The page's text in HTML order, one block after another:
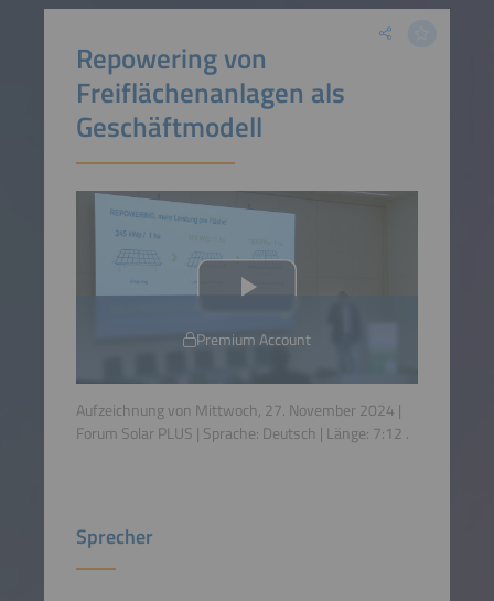
Repowering von
Freiflächenanlagen als
Geschäftmodell
Premium Account
Aufzeichnung von Mittwoch, 27. November 2024 |
Forum Solar PLUS | Sprache: Deutsch | Länge: 7:12 .
Sprecher